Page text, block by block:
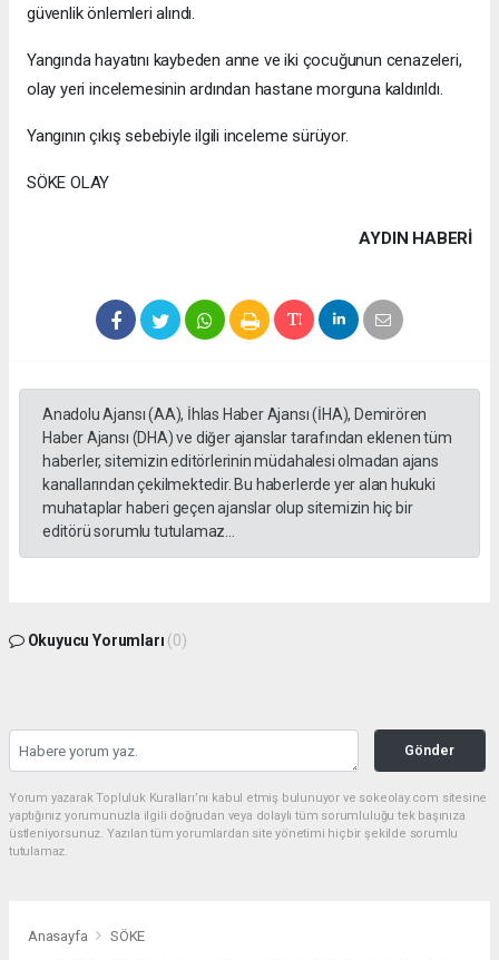
güvenlik önlemleri alındı.
Yangında hayatını kaybeden anne ve iki çocuğunun cenazeleri,
olay yeri incelemesinin ardından hastane morguna kaldırıldı.
Yangının çıkış sebebiyle ilgili inceleme sürüyor.
SÖKE OLAY
AYDIN HABERİ
Anadolu Ajansı (AA), İhlas Haber Ajansı (İHA), Demirören
Haber Ajansı (DHA) ve diğer ajanslar tarafından eklenen tüm
haberler, sitemizin editörlerinin müdahalesi olmadan ajans
kanallarından çekilmektedir. Bu haberlerde yer alan hukuki
muhataplar haberi geçen ajanslar olup sitemizin hiç bir
editörü sorumlu tutulamaz...
Okuyucu Yorumları (0)
Gönder
Yorum yazarak Topluluk Kuralları’nı kabul etmiş bulunuyor ve sokeolay.com sitesine
yaptığınız yorumunuzla ilgili doğrudan veya dolaylı tüm sorumluluğu tek başınıza
üstleniyorsunuz. Yazılan tüm yorumlardan site yönetimi hiçbir şekilde sorumlu
tutulamaz.
Anasayfa SÖKE